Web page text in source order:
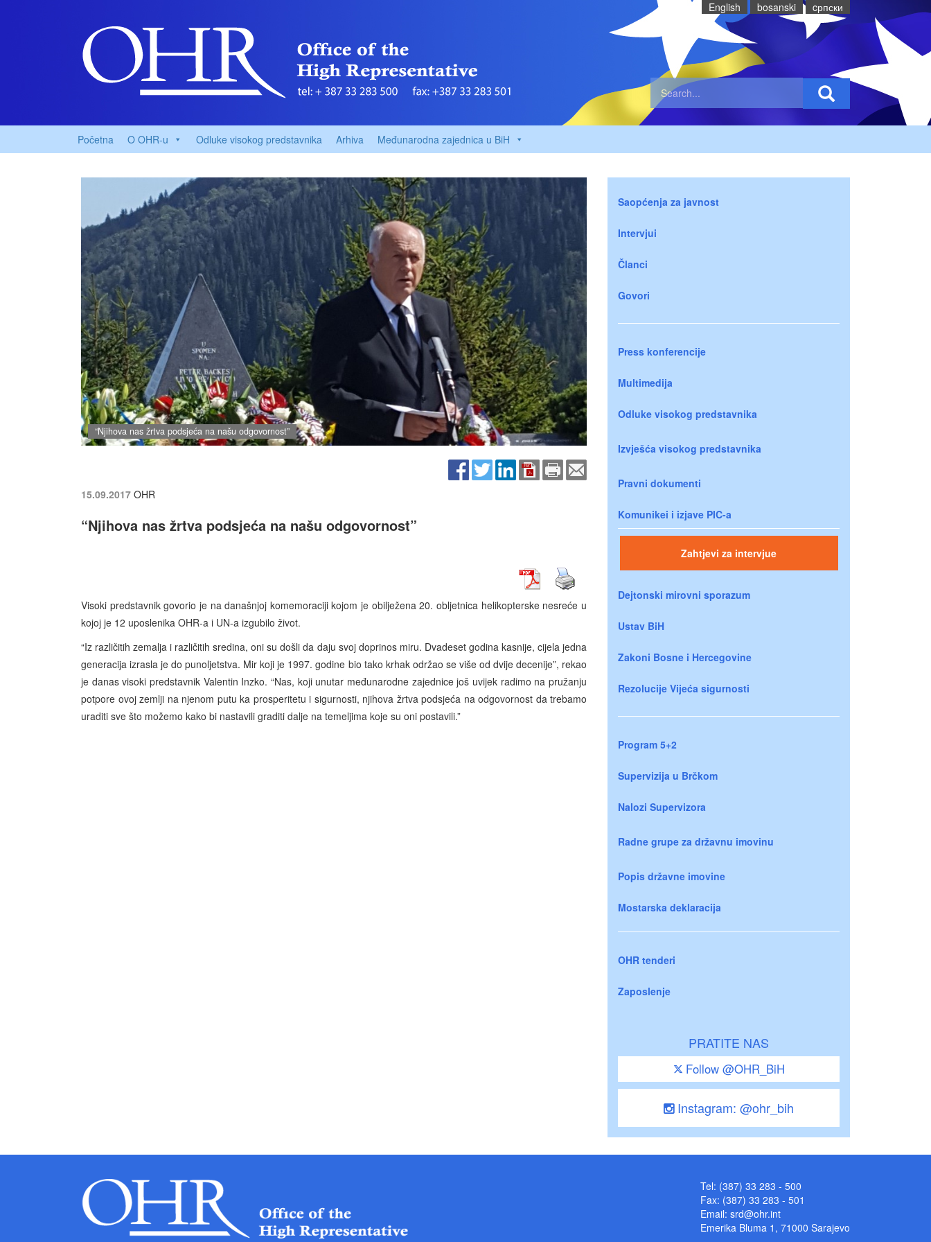
English bosanski cрпски
Početna O OHR-u Odluke visokog predstavnika Arhiva Međunarodna zajednica u BiH
“Njihova nas žrtva podsjeća na našu odgovornost”
15.09.2017 OHR
“Njihova nas žrtva podsjeća na našu odgovornost”
Visoki predstavnik govorio je na današnjoj komemoraciji kojom je obilježena 20. obljetnica helikopterske nesreće u
kojoj je 12 uposlenika OHR-a i UN-a izgubilo život.
“Iz različitih zemalja i različitih sredina, oni su došli da daju svoj doprinos miru. Dvadeset godina kasnije, cijela jedna
generacija izrasla je do punoljetstva. Mir koji je 1997. godine bio tako krhak održao se više od dvije decenije”, rekao
je danas visoki predstavnik Valentin Inzko. “Nas, koji unutar međunarodne zajednice još uvijek radimo na pružanju
potpore ovoj zemlji na njenom putu ka prosperitetu i sigurnosti, njihova žrtva podsjeća na odgovornost da trebamo
uraditi sve što možemo kako bi nastavili graditi dalje na temeljima koje su oni postavili.”
Saopćenja za javnost
Intervjui
Članci
Govori
Press konferencije
Multimedija
Odluke visokog predstavnika
Izvješća visokog predstavnika
Pravni dokumenti
Komunikei i izjave PIC-a
Zahtjevi za intervjue
Dejtonski mirovni sporazum
Ustav BiH
Zakoni Bosne i Hercegovine
Rezolucije Vijeća sigurnosti
Program 5+2
Supervizija u Brčkom
Nalozi Supervizora
Radne grupe za državnu imovinu
Popis državne imovine
Mostarska deklaracija
OHR tenderi
Zaposlenje
PRATITE NAS
Follow @OHR_BiH
Instagram: @ohr_bih
Tel: (387) 33 283 - 500
Fax: (387) 33 283 - 501
Email: srd@ohr.int
Emerika Bluma 1, 71000 Sarajevo